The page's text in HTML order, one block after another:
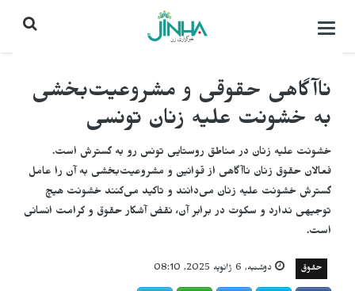
باز
بستن
ناآگاهی حقوقی و مشروعیت‌بخشی
به خشونت علیه زنان تونسی
خشونت علیه زنان در مناطق روستایی تونس رو به گسترش است.
فعالان حقوق زنان ناآگاهی از قوانین و مشروعیت‌بخشی به آن را عامل
گسترش خشونت علیه زنان می‌دانند و تاکید می‌کنند خشونت هیچ
توجیهی ندارد و سکوت در برابر آن، نقض آشکار حقوق و کرامت انسانی
است.
حقوق دوشنبه, 6 ژانویه 2025, 08:10